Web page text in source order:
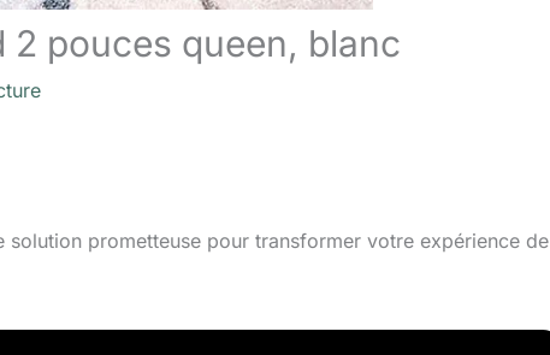
2 pouces queen, blanc
solution prometteuse pour transformer votre expérience de